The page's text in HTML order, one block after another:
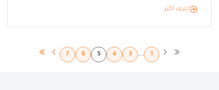
أعرف أكثر
1
...
3
4
5
6
7